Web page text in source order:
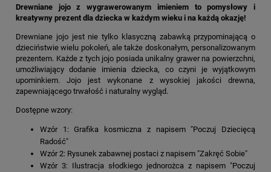
Drewniane jojo z wygrawerowanym imieniem to pomysłowy i
kreatywny prezent dla dziecka w każdym wieku i na każdą okazję!
Drewniane jojo jest nie tylko klasyczną zabawką przypominającą o
dzieciństwie wielu pokoleń, ale także doskonałym, personalizowanym
prezentem. Każde z tych jojo posiada unikalny grawer na powierzchni,
umożliwiający dodanie imienia dziecka, co czyni je wyjątkowym
upominkiem. Jojo jest wykonane z wysokiej jakości drewna,
zapewniającego trwałość i naturalny wygląd.
Dostępne wzory:
Wzór 1: Grafika kosmiczna z napisem "Poczuj Dziecięcą
Radość"
Wzór 2: Rysunek zabawnej postaci z napisem "Zakręć Sobie"
Wzór 3: Ilustracja słodkiego jednorożca z napisem "Poczuj